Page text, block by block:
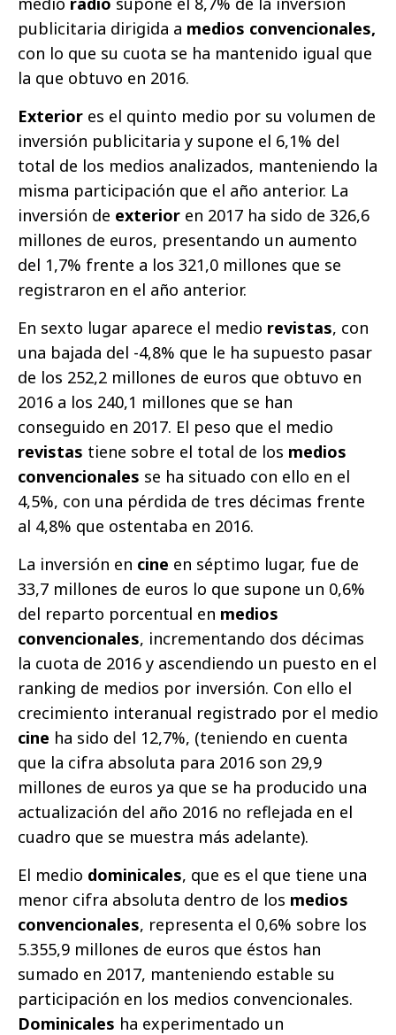
publicitaria dirigida a medios convencionales,
con lo que su cuota se ha mantenido igual que
la que obtuvo en 2016.
Exterior es el quinto medio por su volumen de
inversión publicitaria y supone el 6,1% del
total de los medios analizados, manteniendo la
misma participación que el año anterior. La
inversión de exterior en 2017 ha sido de 326,6
millones de euros, presentando un aumento
del 1,7% frente a los 321,0 millones que se
registraron en el año anterior.
En sexto lugar aparece el medio revistas, con
una bajada del -4,8% que le ha supuesto pasar
de los 252,2 millones de euros que obtuvo en
2016 a los 240,1 millones que se han
conseguido en 2017. El peso que el medio
revistas tiene sobre el total de los medios
convencionales se ha situado con ello en el
4,5%, con una pérdida de tres décimas frente
al 4,8% que ostentaba en 2016.
La inversión en cine en séptimo lugar, fue de
33,7 millones de euros lo que supone un 0,6%
del reparto porcentual en medios
convencionales, incrementando dos décimas
la cuota de 2016 y ascendiendo un puesto en el
ranking de medios por inversión. Con ello el
crecimiento interanual registrado por el medio
cine ha sido del 12,7%, (teniendo en cuenta
que la cifra absoluta para 2016 son 29,9
millones de euros ya que se ha producido una
actualización del año 2016 no reflejada en el
cuadro que se muestra más adelante).
El medio dominicales, que es el que tiene una
menor cifra absoluta dentro de los medios
convencionales, representa el 0,6% sobre los
5.355,9 millones de euros que éstos han
sumado en 2017, manteniendo estable su
participación en los medios convencionales.
Dominicales ha experimentado un